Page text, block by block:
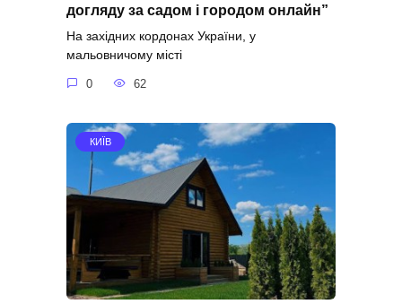
догляду за садом і городом онлайн”
На західних кордонах України, у
мальовничому місті
0 62
КИЇВ